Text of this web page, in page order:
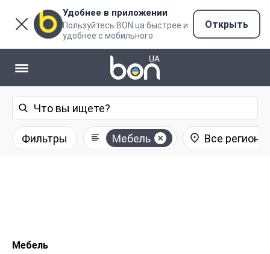
Удобнее в приложении
Пользуйтесь BON.ua быстрее и
удобнее с мобильного
Открыть
Фильтры Мебель Все регионы
Мебель